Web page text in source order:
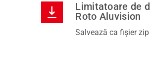
Limitatoare de
Roto Aluvision
Salvează ca fișier zip